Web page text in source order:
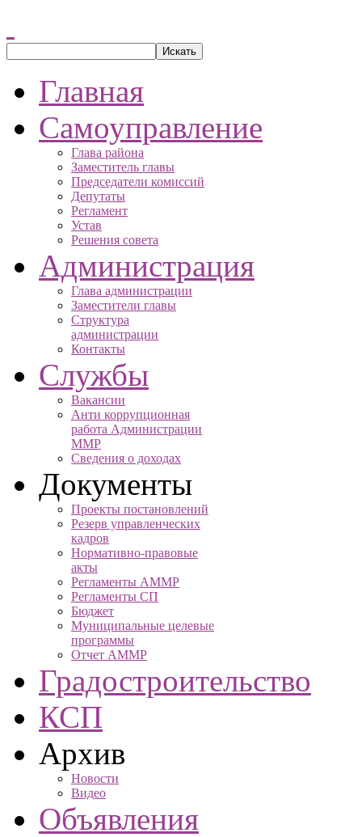
Главная
Самоуправление
Глава района
Заместитель главы
Председатели комиссий
Депутаты
Регламент
Устав
Решения совета
Администрация
Глава администрации
Заместители главы
Структура
администрации
Контакты
Службы
Вакансии
Анти коррупционная
работа Администрации
ММР
Сведения о доходах
Документы
Проекты постановлений
Резерв управленческих
кадров
Нормативно-правовые
акты
Регламенты АММР
Регламенты СП
Бюджет
Муниципальные целевые
программы
Отчет АММР
Градостроительство
КСП
Архив
Новости
Видео
Объявления